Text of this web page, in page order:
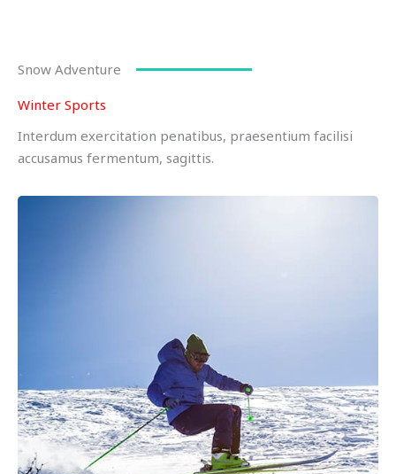
Snow Adventure
Winter Sports
Interdum exercitation penatibus, praesentium facilisi
accusamus fermentum, sagittis.